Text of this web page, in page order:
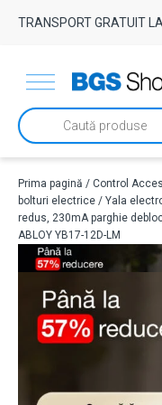
TRANSPORT GRATUIT
Products
search
Prima pagină / Control Acces
bolturi electrice / Yala
redus, 230mA parghie
ABLOY YB17-12D-LM